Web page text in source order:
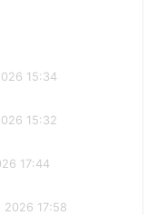
15:34
15:32
17:44
2026 17:58